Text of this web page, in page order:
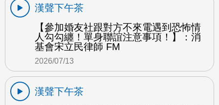
漢聲下午茶
【參加婚友社跟對方不來電遇到恐怖情
人勾勾纏！單身聯誼注意事項！】：消
基會宋立民律師 FM
2026/07/13
漢聲下午茶